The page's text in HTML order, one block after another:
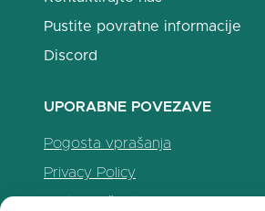
Pustite povratne informacije
Discord
UPORABNE POVEZAVE
Pogosta vprašanja
Privacy Policy